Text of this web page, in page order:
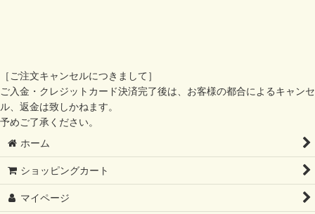
［ご注文キャンセルにつきまして］
ご入金・クレジットカード決済完了後は、お客様の都合によるキャンセ
ル、返金は致しかねます。
予めご了承ください。
ホーム
ショッピングカート
マイページ